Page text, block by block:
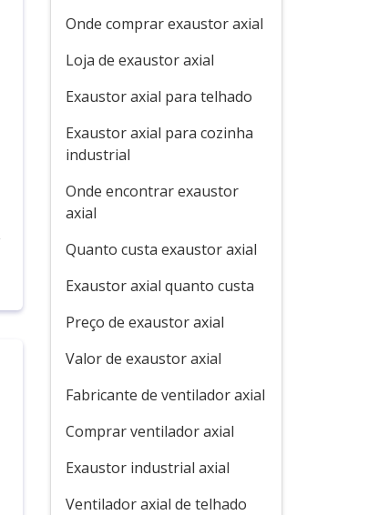
Onde comprar exaustor axial
Loja de exaustor axial
Exaustor axial para telhado
Exaustor axial para cozinha
industrial
Onde encontrar exaustor
axial
Quanto custa exaustor axial
Exaustor axial quanto custa
Preço de exaustor axial
Valor de exaustor axial
Fabricante de ventilador axial
Comprar ventilador axial
Exaustor industrial axial
Ventilador axial de telhado